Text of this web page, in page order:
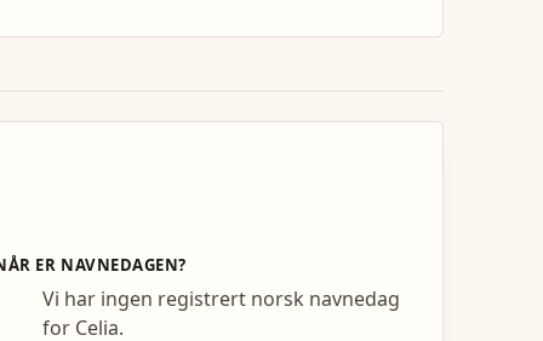
ER NAVNEDAGEN?
Vi har ingen registrert norsk navnedag
for Celia.